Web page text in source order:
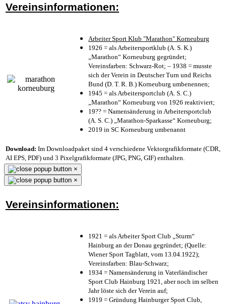
Vereinsinformationen:
Arbeiter Sport Klub "Marathon" Korneuburg
1926 = als Arbeitersportklub (A. S. K.)
„Marathon“ Korneuburg gegründet;
Vereinsfarben: Schwarz-Rot; – 1938 = musste
sich der Verein in Deutscher Turn und Reichs
Bund (D. T. R. B.) Korneuburg umbenennen;
1945 = als Arbeitersportclub (A. S. C.)
„Marathon“ Korneuburg von 1926 reaktiviert;
19?? = Namensänderung in Arbeitersportclub
(A. S. C.) „Marathon-Sparkasse“ Korneuburg;
2019 in SC Korneuburg umbenannt
Download: Im Downloadpaket sind 4 verschiedene Vektorgrafikformate (CDR,
AI EPS, PDF) und 3 Pixelgrafikformate (JPG, PNG, GIF) enthalten.
×
×
Vereinsinformationen:
1921 = als Arbeiter Sport Club „Sturm“
Hainburg an der Donau gegründet; (Quelle:
Wiener Sport Tagblatt, vom 13.04.1922);
Vereinsfarben: Blau-Schwarz;
1934 = Namensänderung in Vaterländischer
Sport Club Hainburg 1921, aber noch im selben
Jahr löste sich der Verein auf;
1919 = Gründung Hainburger Sport Club,